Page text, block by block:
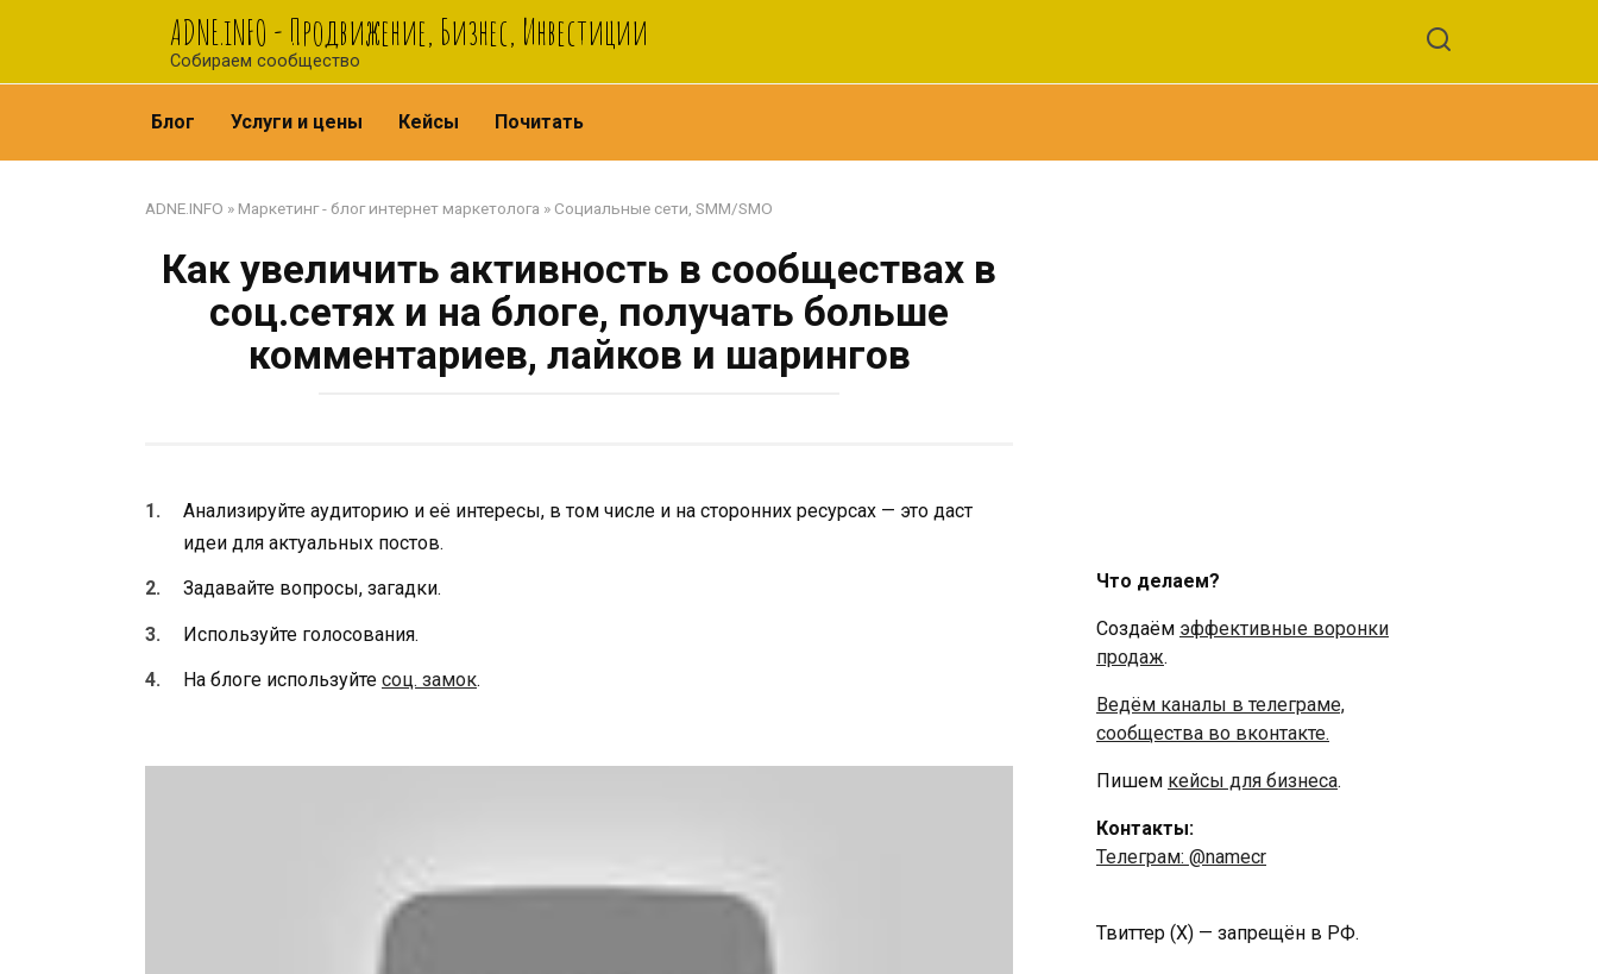
ADNE.iNFO - Продвижение, Бизнес, Инвестиции
Собираем сообщество
Блог Услуги и цены Кейсы Почитать
ADNE.INFO » Маркетинг - блог интернет маркетолога » Социальные сети, SMM/SMO
Как увеличить активность в сообществах в
соц.сетях и на блоге, получать больше
комментариев, лайков и шарингов
Анализируйте аудиторию и её интересы, в том числе и на сторонних ресурсах — это даст
идеи для актуальных постов.
Задавайте вопросы, загадки.
Используйте голосования.
На блоге используйте соц. замок.
Что делаем?
Создаём эффективные воронки
продаж.
Ведём каналы в телеграме,
сообщества во вконтакте.
Пишем кейсы для бизнеса.
Контакты:
Телеграм: @namecr
Твиттер (Х) — запрещён в РФ.